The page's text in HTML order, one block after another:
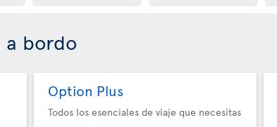
a bordo
Option Plus
Todos los esenciales de viaje que necesitas